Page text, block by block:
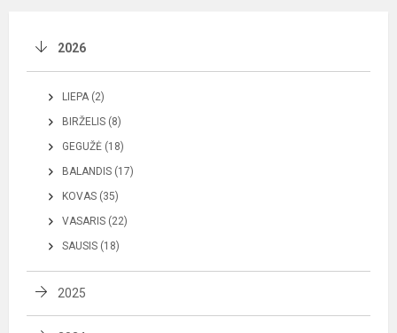
2026
LIEPA (2)
BIRŽELIS (8)
GEGUŽĖ (18)
BALANDIS (17)
KOVAS (35)
VASARIS (22)
SAUSIS (18)
2025